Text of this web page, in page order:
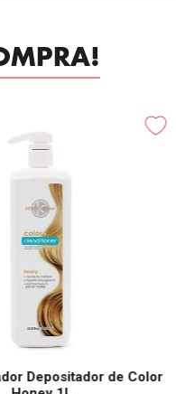
Depositador de Color